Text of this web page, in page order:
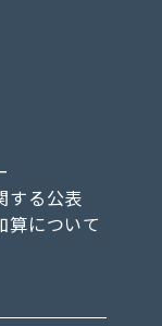
する公表
算について